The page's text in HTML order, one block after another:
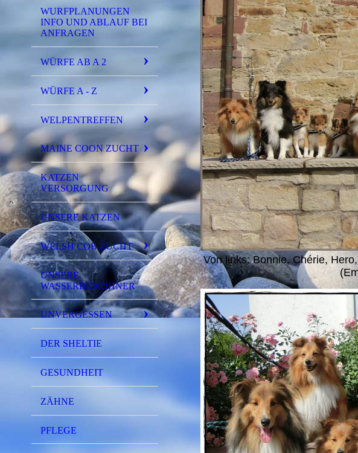
WURFPLANUNGEN
INFO UND ABLAUF BEI
ANFRAGEN
WÜRFE AB A 2
WÜRFE A - Z
WELPENTREFFEN
MAINE COON ZUCHT
KATZEN
VERSORGUNG
UNSERE KATZEN
WELSH COB ZUCHT
UNSERE
WASSERBEWOHNER
UNVERGESSEN
DER SHELTIE
GESUNDHEIT
ZÄHNE
PFLEGE
Von links: Bonnie, Chérie,